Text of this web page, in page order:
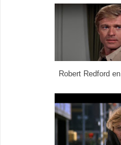
Robert Redford en